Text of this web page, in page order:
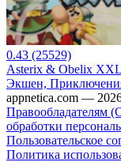
0.43 (25529)
Asterix & Obelix
Экшен,
appnetica.com —
Правообладателям
обработки
Пользовательское
Политика